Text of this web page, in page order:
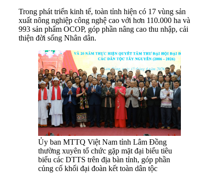
Trong phát triển kinh tế, toàn tỉnh hiện có 17 vùng sản
xuất nông nghiệp công nghệ cao với hơn 110.000 ha và
993 sản phẩm OCOP, góp phần nâng cao thu nhập, cải
thiện đời sống Nhân dân.
Ủy ban MTTQ Việt Nam tỉnh Lâm Đồng
thường xuyên tổ chức gặp mặt đại biểu tiêu
biểu các DTTS trên địa bàn tỉnh, góp phần
củng cố khối đại đoàn kết toàn dân tộc